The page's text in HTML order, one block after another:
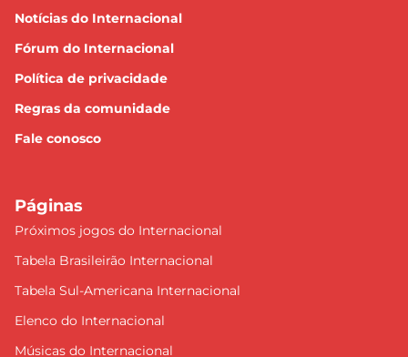
Notícias do Internacional
Fórum do Internacional
Política de privacidade
Regras da comunidade
Fale conosco
Páginas
Próximos jogos do Internacional
Tabela Brasileirão Internacional
Tabela Sul-Americana Internacional
Elenco do Internacional
Músicas do Internacional